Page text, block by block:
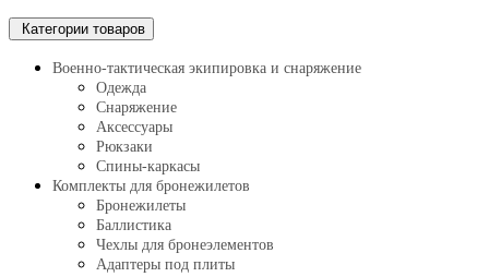
Категории товаров
Военно-тактическая экипировка и снаряжение
Одежда
Снаряжение
Аксессуары
Рюкзаки
Спины-каркасы
Комплекты для бронежилетов
Бронежилеты
Баллистика
Чехлы для бронеэлементов
Адаптеры под плиты